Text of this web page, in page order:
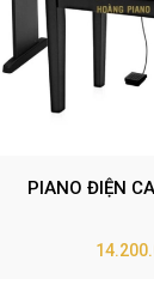
PIANO ĐIỆN